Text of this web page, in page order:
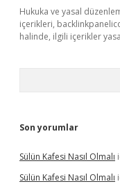
Hukuka ve yasal
içerikleri,
halinde, ilgili içerikler
Son yorumlar
Sülün Kafesi Nasıl Olmalı
Sülün Kafesi Nasıl Olmalı